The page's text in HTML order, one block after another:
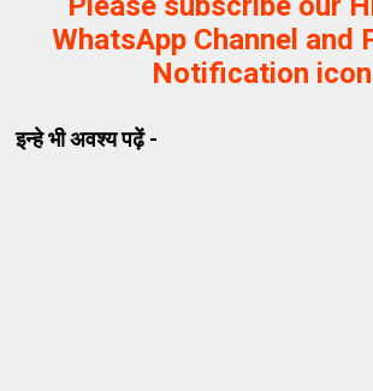
WhatsApp Channel and
Notification
इन्हे भी अवश्य पढ़ें -